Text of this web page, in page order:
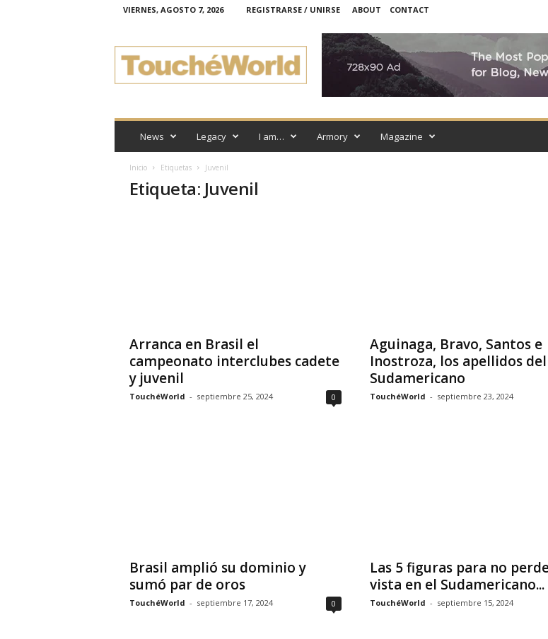
VIERNES, AGOSTO 7, 2026 REGISTRARSE / UNIRSE ABOUT CONTACT
o
W
r
News Legacy I am… Armory Magazine
Inicio Etiquetas Juvenil
Etiqueta: Juvenil
Arranca en Brasil el
campeonato interclubes cadete
y juvenil
TouchéWorld - septiembre 25, 2024 0
Aguinaga, Bravo, Santos e
Inostroza, los apellidos del
Sudamericano
TouchéWorld - septiembre 23, 2024
Brasil amplió su dominio y
sumó par de oros
TouchéWorld - septiembre 17, 2024 0
Las 5 figuras para no
vista en el Sudamericano...
TouchéWorld - septiembre 15, 2024